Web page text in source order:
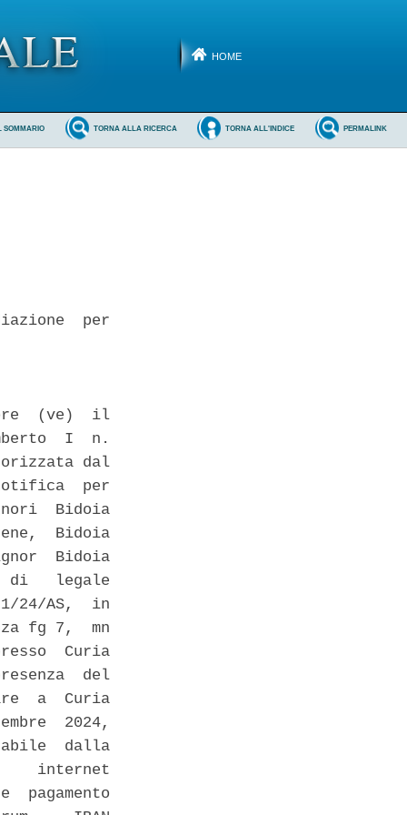
HOME
PERMALINK
TORNA ALL'INDICE
TORNA ALLA RICERCA
SOMMARIO
per
(ve)  il
I  n.
dal
per
Bidoia
Bidoia
Bidoia
di   legale
24/AS,  in
fg 7,  mn
Curia
del
a  Curia
2024,
dalla
internet
pagamento